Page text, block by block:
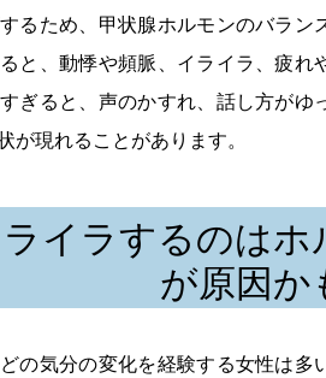
るため、甲状腺ホルモンのバラ
と、動悸や頻脈、イライラ、疲
ぎると、声のかすれ、話し方が
現れることがあります。
イラするのは
が原因か
の気分の変化を経験する女性は